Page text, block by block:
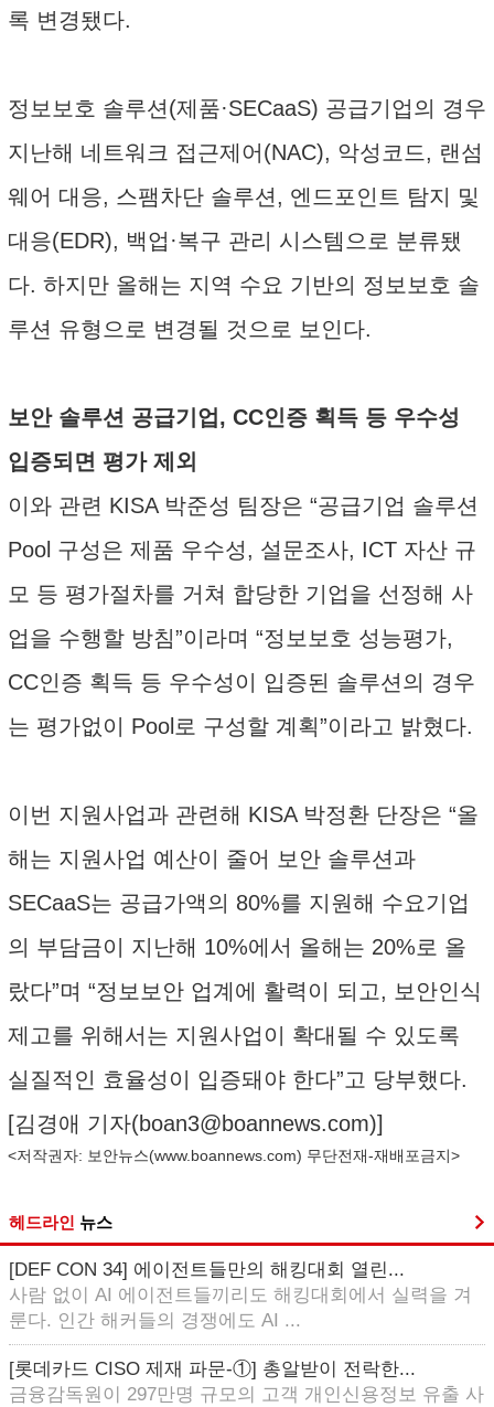
록 변경됐다.
정보보호 솔루션(제품·SECaaS) 공급기업의 경우
지난해 네트워크 접근제어(NAC), 악성코드, 랜섬
웨어 대응, 스팸차단 솔루션, 엔드포인트 탐지 및
대응(EDR), 백업·복구 관리 시스템으로 분류됐
다. 하지만 올해는 지역 수요 기반의 정보보호 솔
루션 유형으로 변경될 것으로 보인다.
보안 솔루션 공급기업, CC인증 획득 등 우수성
입증되면 평가 제외
이와 관련 KISA 박준성 팀장은 “공급기업 솔루션
Pool 구성은 제품 우수성, 설문조사, ICT 자산 규
모 등 평가절차를 거쳐 합당한 기업을 선정해 사
업을 수행할 방침”이라며 “정보보호 성능평가,
CC인증 획득 등 우수성이 입증된 솔루션의 경우
는 평가없이 Pool로 구성할 계획”이라고 밝혔다.
이번 지원사업과 관련해 KISA 박정환 단장은 “올
해는 지원사업 예산이 줄어 보안 솔루션과
SECaaS는 공급가액의 80%를 지원해 수요기업
의 부담금이 지난해 10%에서 올해는 20%로 올
랐다”며 “정보보안 업계에 활력이 되고, 보안인식
제고를 위해서는 지원사업이 확대될 수 있도록
실질적인 효율성이 입증돼야 한다”고 당부했다.
[김경애 기자(boan3@boannews.com)]
<저작권자: 보안뉴스(www.boannews.com) 무단전재-재배포금지>
헤드라인 뉴스
[DEF CON 34] 에이전트들만의 해킹대회 열린...
사람 없이 AI 에이전트들끼리도 해킹대회에서 실력을 겨
룬다. 인간 해커들의 경쟁에도 AI ...
[롯데카드 CISO 제재 파문-①] 총알받이 전락한...
금융감독원이 297만명 규모의 고객 개인신용정보 유출 사